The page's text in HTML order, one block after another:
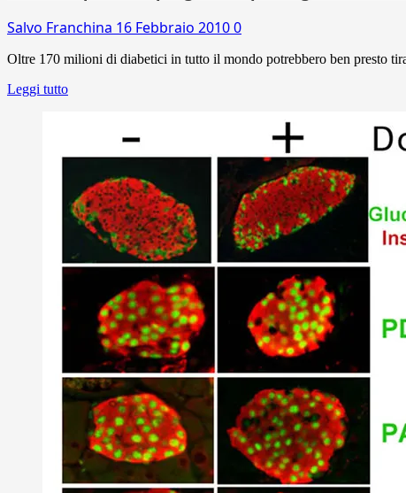
Salvo Franchina 16 Febbraio 20100
Oltre 170 milioni di diabetici in tutto il mondo potrebbero ben presto
Leggi tutto